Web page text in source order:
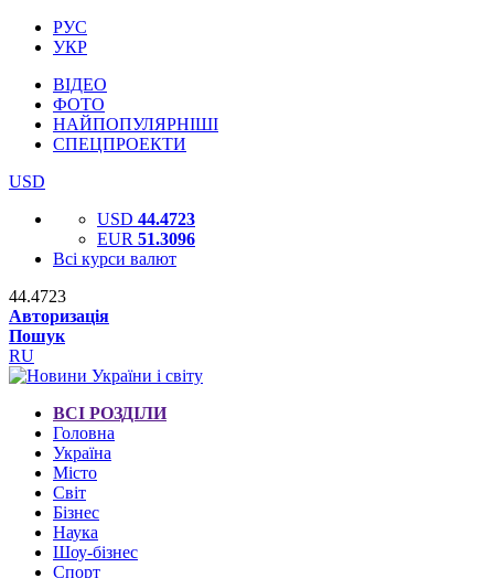
РУС
УКР
ВІДЕО
ФОТО
НАЙПОПУЛЯРНІШІ
СПЕЦПРОЕКТИ
USD
USD 44.4723
EUR 51.3096
Всі курси валют
44.4723
Авторизація
Пошук
RU
ВСІ РОЗДІЛИ
Головна
Україна
Місто
Світ
Бізнес
Наука
Шоу-бізнес
Спорт